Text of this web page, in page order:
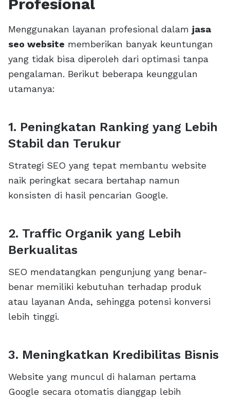
Profesional
Menggunakan layanan profesional dalam jasa
seo website memberikan banyak keuntungan
yang tidak bisa diperoleh dari optimasi tanpa
pengalaman. Berikut beberapa keunggulan
utamanya:
1. Peningkatan Ranking yang Lebih
Stabil dan Terukur
Strategi SEO yang tepat membantu website
naik peringkat secara bertahap namun
konsisten di hasil pencarian Google.
2. Traffic Organik yang Lebih
Berkualitas
SEO mendatangkan pengunjung yang benar-
benar memiliki kebutuhan terhadap produk
atau layanan Anda, sehingga potensi konversi
lebih tinggi.
3. Meningkatkan Kredibilitas Bisnis
Website yang muncul di halaman pertama
Google secara otomatis dianggap lebih